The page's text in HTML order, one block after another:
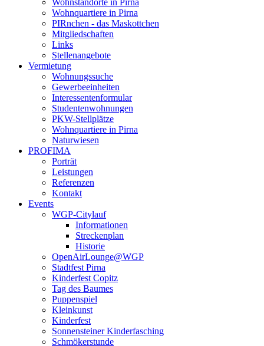
Wohnquartiere in Pirna
PIRnchen - das Maskottchen
Mitgliedschaften
Links
Stellenangebote
Vermietung
Wohnungssuche
Gewerbeeinheiten
Interessentenformular
Studentenwohnungen
PKW-Stellplätze
Wohnquartiere in Pirna
Naturwiesen
PROFIMA
Porträt
Leistungen
Referenzen
Kontakt
Events
WGP-Citylauf
Informationen
Streckenplan
Historie
OpenAirLounge@WGP
Stadtfest Pirna
Kinderfest Copitz
Tag des Baumes
Puppenspiel
Kleinkunst
Kinderfest
Sonnensteiner Kinderfasching
Schmökerstunde